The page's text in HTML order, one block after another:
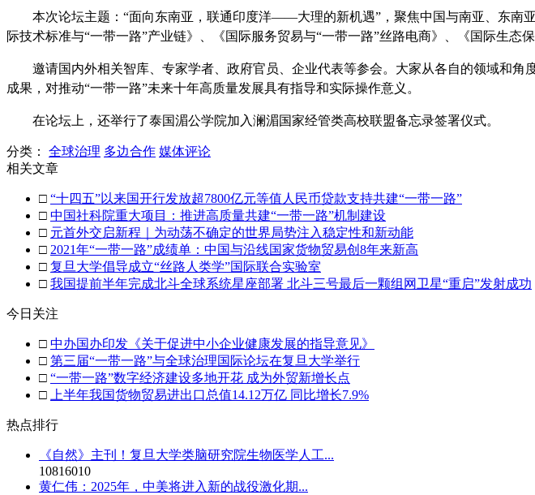
本次论坛主题： “面向东南亚，联通印度洋——大理的新机遇” ，聚焦中国与南亚、东南
际技术标准与“一带一路”产业链》、《国际服务贸易与“一带一路”丝路电商》、《国际生态
邀请国内外相关智库、专家学者、政府官员、企业代表等参会。大家从各自的领域和角
成果，对推动“一带一路”未来十年高质量发展具有指导和实际操作意义。
在论坛上，还举行了泰国湄公学院加入澜湄国家经管类高校联盟备忘录签署仪式。
分类： 全球治理 多边合作 媒体评论
相关文章
□ “十四五”以来国开行发放超7800亿元等值人民币贷款支持共建“一带一路”
□ 中国社科院重大项目：推进高质量共建“一带一路”机制建设
□ 元首外交启新程｜为动荡不确定的世界局势注入稳定性和新动能
□ 2021年“一带一路”成绩单：中国与沿线国家货物贸易创8年来新高
□ 复旦大学倡导成立“丝路人类学”国际联合实验室
□ 我国提前半年完成北斗全球系统星座部署 北斗三号最后一颗组网卫星“重启”发射成功
今日关注
□ 中办国办印发《关于促进中小企业健康发展的指导意见》
□ 第三届“一带一路”与全球治理国际论坛在复旦大学举行
□ “一带一路”数字经济建设多地开花 成为外贸新增长点
□
上半年我国货物贸易进出口总值14.12万亿 同比增长7.9%
热点排行
《自然》主刊！复旦大学类脑研究院生物医学人工...
10816010
黄仁伟：2025年，中美将进入新的战役激化期...